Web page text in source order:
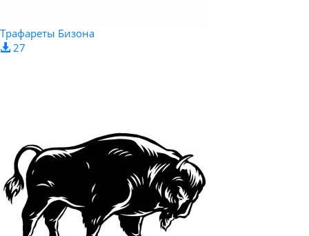
Трафареты Бизона
27